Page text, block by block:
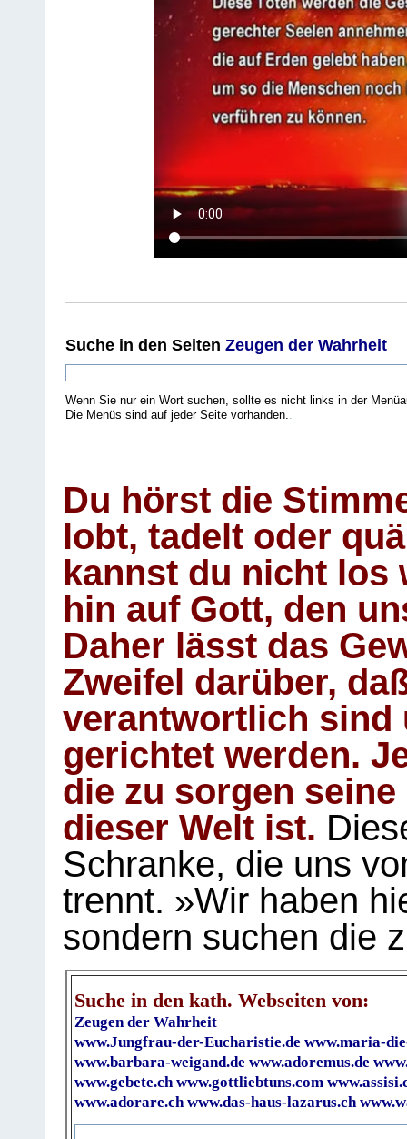
Suche in den Seiten Zeugen der Wahrheit
Wenn Sie nur ein Wort suchen, sollte es nicht links in der
Die Menüs sind auf jeder Seite vorhanden.
Du hörst die
lobt, tadelt oder
kannst du nicht los
hin auf Gott, den
Daher lässt das
Zweifel darüber,
verantwortlich sind
gerichtet werden.
die zu sorgen
dieser Welt ist.
Schranke, die uns
trennt. »Wir haben
sondern suchen die
Suche in den kath. Webseiten von:
Zeugen der Wahrheit
www.Jungfrau-der-Eucharistie.de www.maria-
www.barbara-weigand.de www.adoremus.de
www.gebete.ch www.gottliebtuns.com
www.adorare.ch www.das-haus-lazarus.ch